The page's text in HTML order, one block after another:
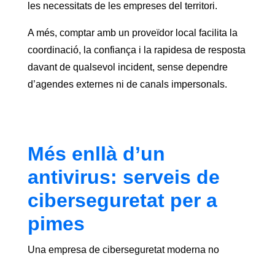
les necessitats de les empreses del territori.
A més, comptar amb un proveïdor local facilita la
coordinació, la confiança i la rapidesa de resposta
davant de qualsevol incident, sense dependre
d’agendes externes ni de canals impersonals.
Més enllà d’un
antivirus: serveis de
ciberseguretat per a
pimes
Una empresa de ciberseguretat moderna no